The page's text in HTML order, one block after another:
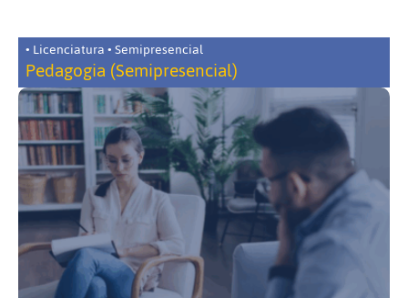
• Licenciatura • Semipresencial
Pedagogia (Semipresencial)